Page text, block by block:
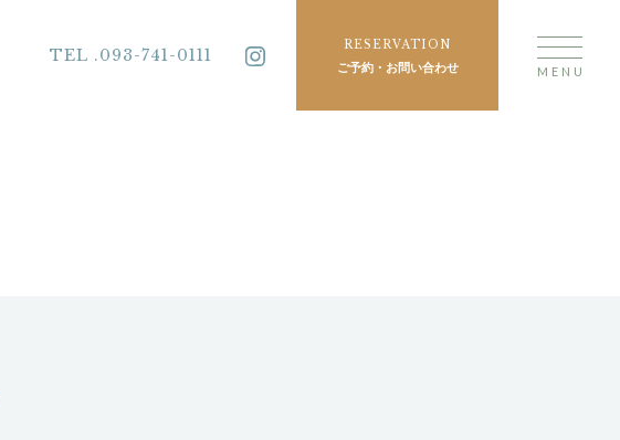
TEL .093-741-0111
RESERVATION
ご予約・お問い合わせ MENU